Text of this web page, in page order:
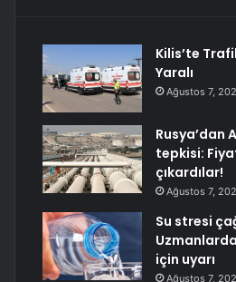
Kilis’te
Yaralı
Ağustos 7,
Rusya’dan
tepkisi:
çıkardılar!
Ağustos 7,
Su stresi
için uyarı
Ağustos 7,